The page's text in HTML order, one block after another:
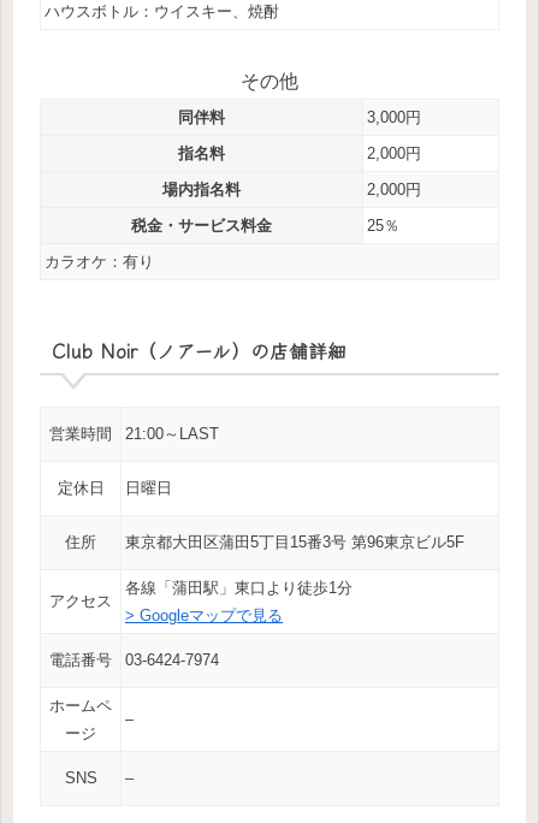
ハウスボトル：ウイスキー、焼酎
その他
同伴料
3,000円
指名料
2,000円
場内指名料
2,000円
税金・サービス料金
25％
カラオケ：有り
Club Noir（ノアール）の店舗詳細
営業時間 21:00～LAST
定休日 日曜日
住所 東京都大田区蒲田5丁目15番3号 第96東京ビル5F
アクセス
各線「蒲田駅」東口より徒歩1分
> Googleマップで見る
電話番号 03-6424-7974
ホームペ
ージ
–
SNS –